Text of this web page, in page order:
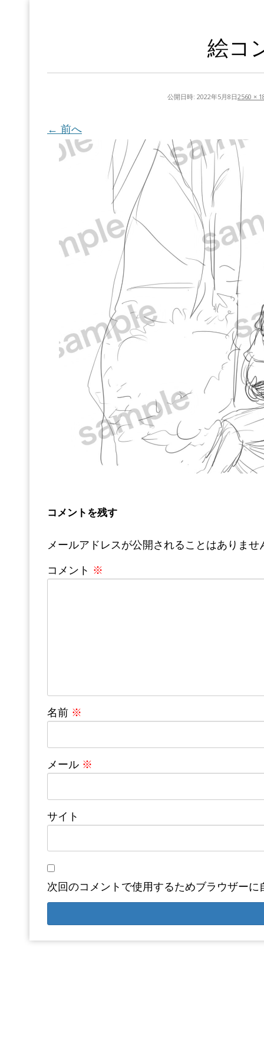
絵コ
公開日時: 2022年5月8日2560 ×
← 前へ
コメントを残す
メールアドレスが公開されることはありませ
コメント ※
名前 ※
メール ※
サイト
次回のコメントで使用するためブラウザー